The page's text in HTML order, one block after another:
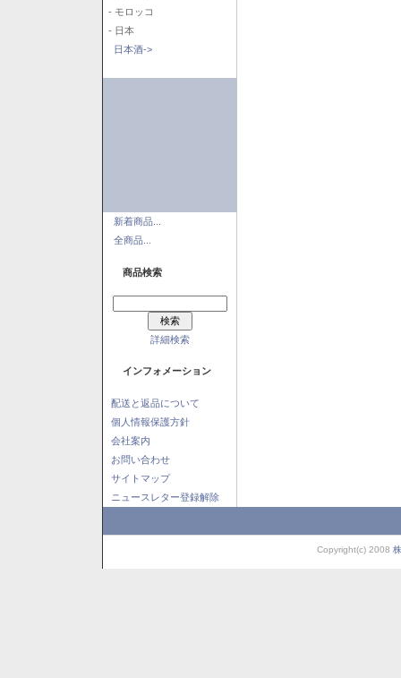
- モロッコ
- 日本
日本酒->
新着商品...
全商品...
商品検索
詳細検索
インフォメーション
配送と返品について
個人情報保護方針
会社案内
お問い合わせ
サイトマップ
ニュースレター登録解除
Copyright(c) 2008